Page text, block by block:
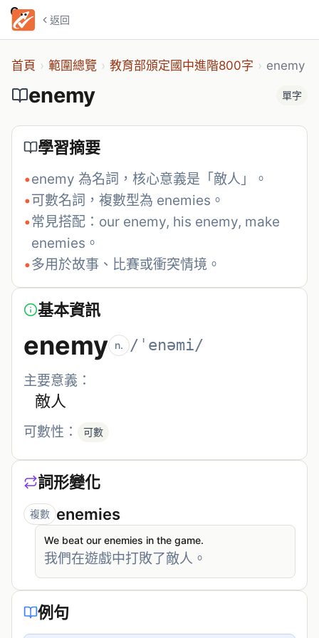
返回
enemy
首頁 › 範圍總覽 › 教育部頒定國中進階800字 › enemy
enemy 單字
學習摘要
•enemy 為名詞，核心意義是「敵人」。
•可數名詞，複數型為 enemies。
•常見搭配：our enemy, his enemy, make
enemies。
•多用於故事、比賽或衝突情境。
基本資訊
enemy n. /ˈenəmi/
主要意義：
敵人
可數性： 可數
詞形變化
複數 enemies
We beat our enemies in the game.
我們在遊戲中打敗了敵人。
例句